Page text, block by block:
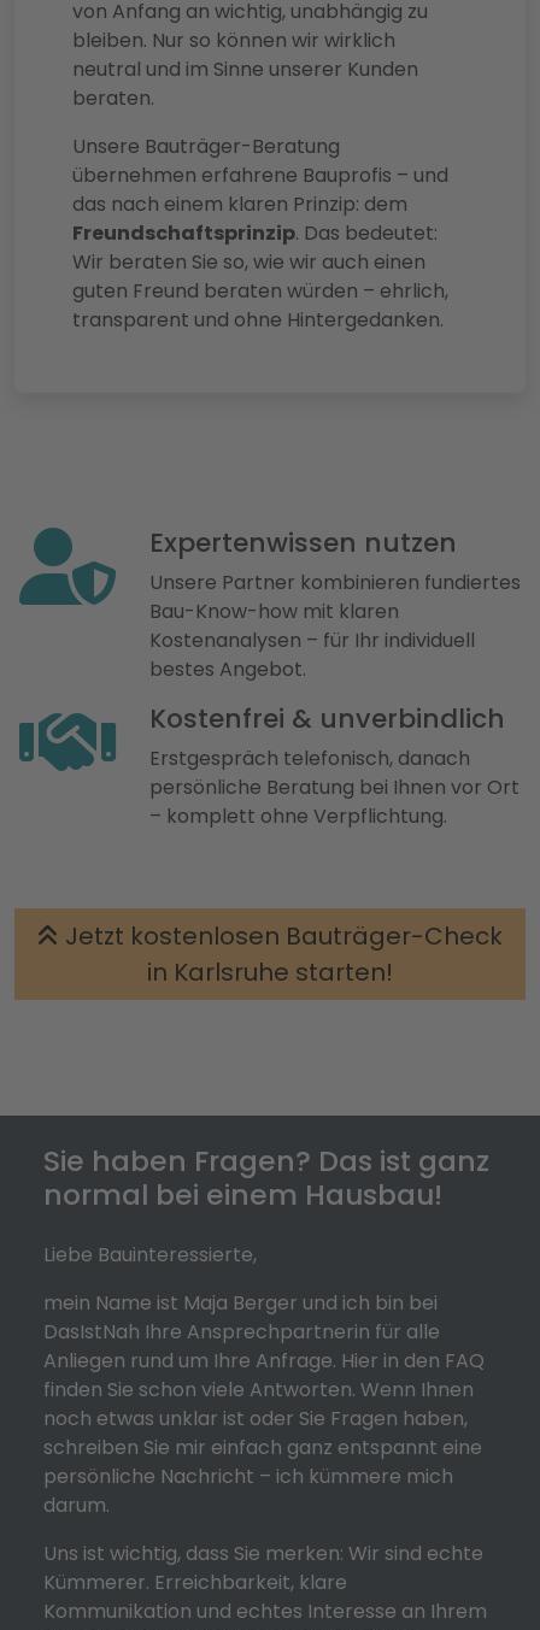
von Anfang an wichtig, unabhängig zu
bleiben. Nur so können wir wirklich
neutral und im Sinne unserer Kunden
beraten.
Unsere Bauträger-Beratung
übernehmen erfahrene Bauprofis – und
das nach einem klaren Prinzip: dem
Freundschaftsprinzip. Das bedeutet:
Wir beraten Sie so, wie wir auch einen
guten Freund beraten würden – ehrlich,
transparent und ohne Hintergedanken.
Expertenwissen nutzen
Unsere Partner kombinieren fundiertes
Bau-Know-how mit klaren
Kostenanalysen – für Ihr individuell
bestes Angebot.
Kostenfrei & unverbindlich
Erstgespräch telefonisch, danach
persönliche Beratung bei Ihnen vor Ort
– komplett ohne Verpflichtung.
Jetzt kostenlosen Bauträger-Check
in Karlsruhe starten!
Sie haben Fragen? Das ist ganz
normal bei einem Hausbau!
Liebe Bauinteressierte,
mein Name ist Maja Berger und ich bin bei
DasIstNah Ihre Ansprechpartnerin für alle
Anliegen rund um Ihre Anfrage. Hier in den FAQ
finden Sie schon viele Antworten. Wenn Ihnen
noch etwas unklar ist oder Sie Fragen haben,
schreiben Sie mir einfach ganz entspannt eine
persönliche Nachricht – ich kümmere mich
darum.
Uns ist wichtig, dass Sie merken: Wir sind echte
Kümmerer. Erreichbarkeit, klare
Kommunikation und echtes Interesse an Ihrem